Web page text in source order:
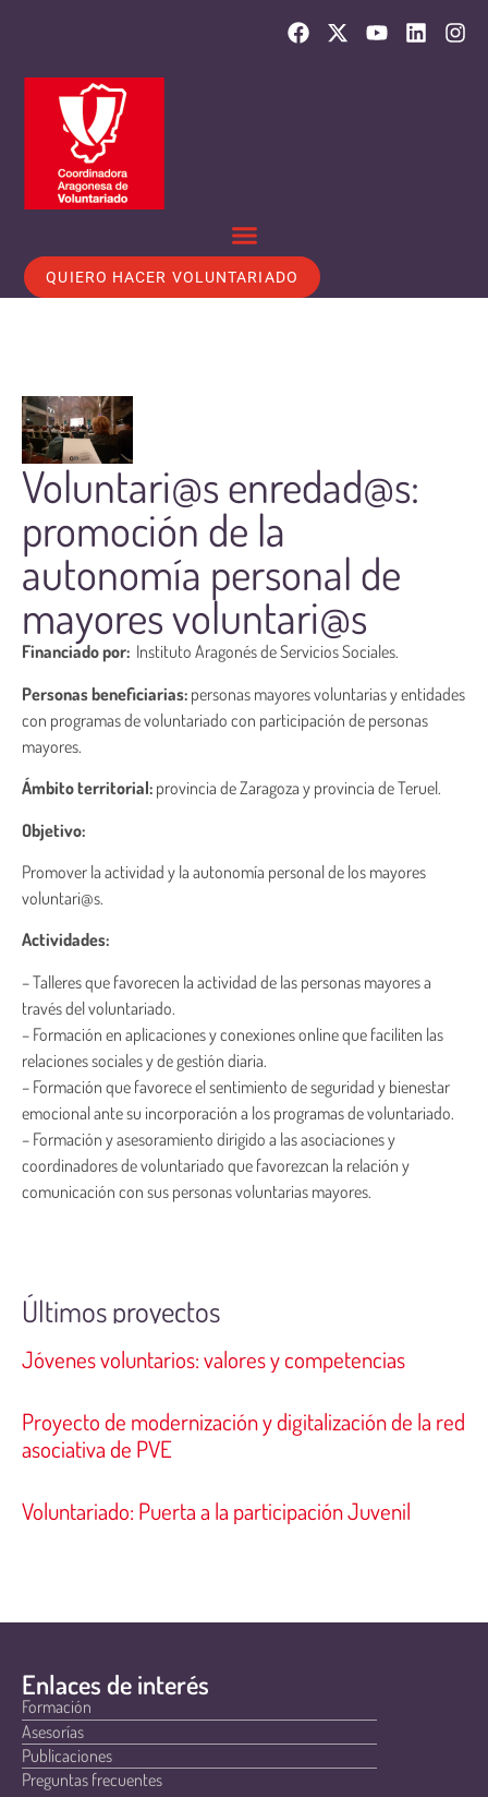
QUIERO HACER VOLUNTARIADO
Voluntari@s enredad@s:
promoción de la
autonomía personal de
mayores voluntari@s
Financiado por: Instituto Aragonés de Servicios Sociales.
Personas beneficiarias: personas mayores voluntarias y entidades
con programas de voluntariado con participación de personas
mayores.
Ámbito territorial: provincia de Zaragoza y provincia de Teruel.
Objetivo:
Promover la actividad y la autonomía personal de los mayores
voluntari@s.
Actividades:
– Talleres que favorecen la actividad de las personas mayores a
través del voluntariado.
– Formación en aplicaciones y conexiones online que faciliten las
relaciones sociales y de gestión diaria.
– Formación que favorece el sentimiento de seguridad y bienestar
emocional ante su incorporación a los programas de voluntariado.
– Formación y asesoramiento dirigido a las asociaciones y
coordinadores de voluntariado que favorezcan la relación y
comunicación con sus personas voluntarias mayores.
Últimos proyectos
Jóvenes voluntarios: valores y competencias
Proyecto de modernización y digitalización de la red
asociativa de PVE
Voluntariado: Puerta a la participación Juvenil
Enlaces de interés
Formación
Asesorías
Publicaciones
Preguntas frecuentes